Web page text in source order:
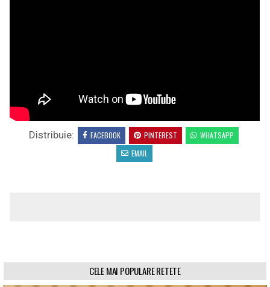
Distribuie: FACEBOOK PINTEREST
WHATSAPP
EMAIL
CELE MAI POPULARE RETETE